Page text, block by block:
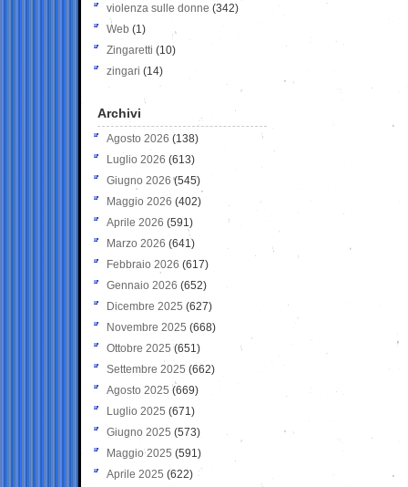
violenza sulle donne (342)
Web (1)
Zingaretti (10)
zingari (14)
Archivi
Agosto 2026 (138)
Luglio 2026 (613)
Giugno 2026 (545)
Maggio 2026 (402)
Aprile 2026 (591)
Marzo 2026 (641)
Febbraio 2026 (617)
Gennaio 2026 (652)
Dicembre 2025 (627)
Novembre 2025 (668)
Ottobre 2025 (651)
Settembre 2025 (662)
Agosto 2025 (669)
Luglio 2025 (671)
Giugno 2025 (573)
Maggio 2025 (591)
Aprile 2025 (622)